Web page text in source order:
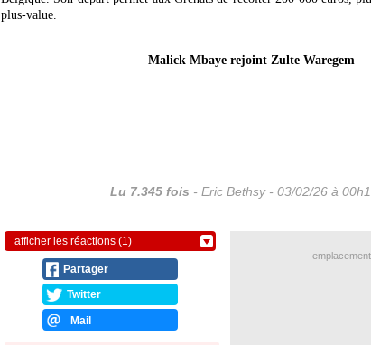
plus-value.
Malick Mbaye rejoint Zulte Waregem
Lu 7.345 fois - Eric Bethsy - 03/02/26 à
afficher les réactions (1)
Partager
Twitter
Mail